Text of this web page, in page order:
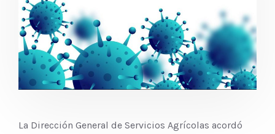
La Dirección General de Servicios Agrícolas acordó